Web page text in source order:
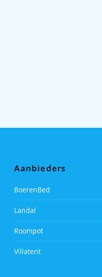
Aanbieders
BoerenBed
Landal
Roompot
Villatent